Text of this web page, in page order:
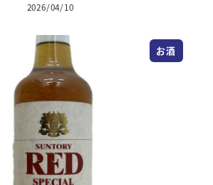
投稿日
2026/04/10
お酒